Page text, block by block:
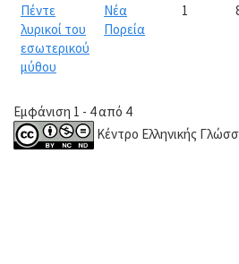
Πέντε
λυρικοί του
εσωτερικού
μύθου
Νέα
Πορεία
1
Εμφάνιση 1 - 4 από 4
Κέντρο Ελληνικής